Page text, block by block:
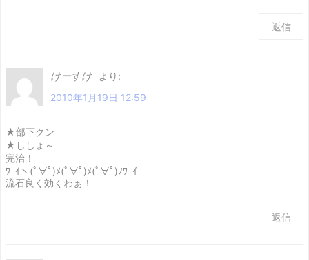
返信
けーすけ
より:
2010年1月19日 12:59
★部下クン
★ししょ～
完治！
ﾜｰｲヽ(ﾟ∀ﾟ)ﾒ(ﾟ∀ﾟ)ﾒ(ﾟ∀ﾟ)ﾉﾜｰｲ
流石良く効くわぁ！
返信